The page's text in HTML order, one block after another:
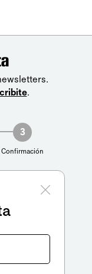
.
3
Confirmación